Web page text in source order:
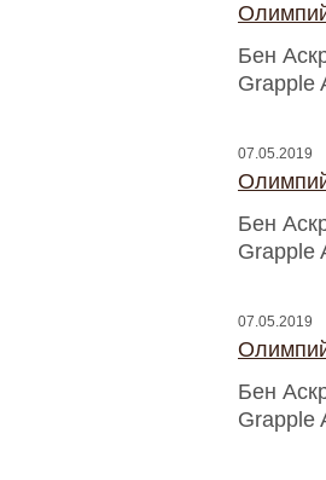
Бен
Grapple
07.05.2019
Бен
Grapple
07.05.2019
Бен
Grapple